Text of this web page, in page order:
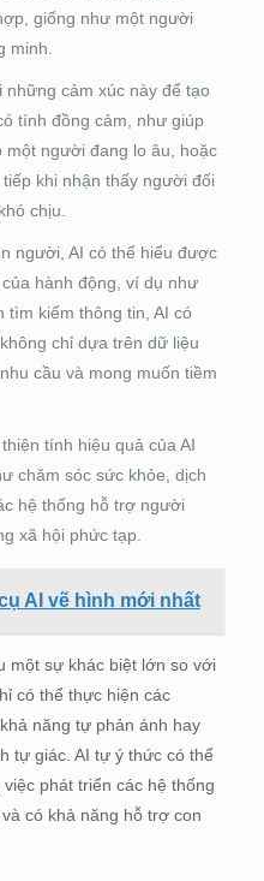
giống như một người
minh.
những cảm xúc này để tạo
tính đồng cảm, như giúp
một người đang lo âu, hoặc
khi nhận thấy người đối
chịu.
người, AI có thể hiểu được
hành động, ví dụ như
tìm kiếm thông tin, AI có
chỉ dựa trên dữ liệu
cầu và mong muốn tiềm
tính hiệu quả của AI
chăm sóc sức khỏe, dịch
hệ thống hỗ trợ người
xã hội phức tạp.
AI vẽ hình mới nhất
một sự khác biệt lớn so với
có thể thực hiện các
năng tự phản ánh hay
tự giác. AI tự ý thức có thể
phát triển các hệ thống
có khả năng hỗ trợ con